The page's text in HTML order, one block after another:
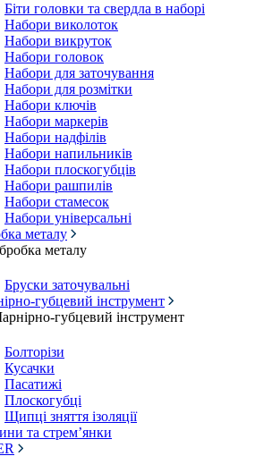
Біти головки та свердла в наборі
Набори виколоток
Набори викруток
Набори головок
Набори для заточування
Набори для розмітки
Набори ключів
Набори маркерів
Набори надфілів
Набори напильників
Набори плоскогубців
Набори рашпилів
Набори стамесок
Набори універсальні
металу
металу
Бруски заточувальні
губцевий інструмент
губцевий інструмент
Болторізи
Кусачки
Пасатижі
Плоскогубці
Щипці зняття ізоляції
та стрем’янки